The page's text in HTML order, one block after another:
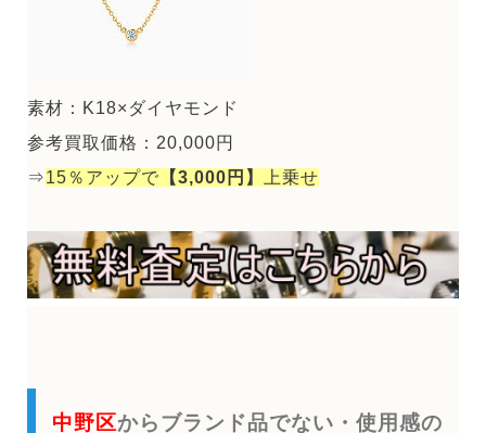
素材：K18×ダイヤモンド
参考買取価格：20,000円
⇒15％アップで 【3,000円】 上乗せ
中野区からブランド品でない・使用感の